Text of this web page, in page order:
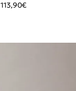
113,90€